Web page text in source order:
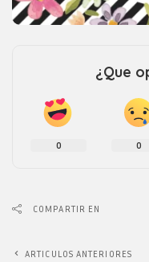
¿Que
0 0
COMPARTIR EN
ARTICULOS ANTERIORES